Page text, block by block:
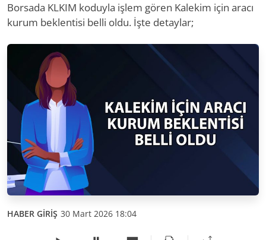
Borsada KLKIM koduyla işlem gören Kalekim için aracı
kurum beklentisi belli oldu. İşte detaylar;
HABER GİRİŞ 30 Mart 2026 18:04